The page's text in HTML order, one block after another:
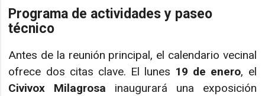
Programa de actividades y paseo
técnico
Antes de la reunión principal, el calendario vecinal
ofrece dos citas clave. El lunes 19 de enero, el
Civivox Milagrosa inaugurará una exposición